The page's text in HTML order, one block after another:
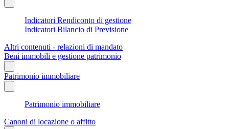
Indicatori Rendiconto di gestione
Indicatori Bilancio di Previsione
Altri contenuti - relazioni di mandato
Beni immobili e gestione patrimonio
Patrimonio immobiliare
Patrimonio immobiliare
Canoni di locazione o affitto